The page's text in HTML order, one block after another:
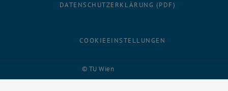
© TU Wien
DATENSCHUTZERKLÄRUNG (PDF)
COOKIEEINSTELLUNGEN